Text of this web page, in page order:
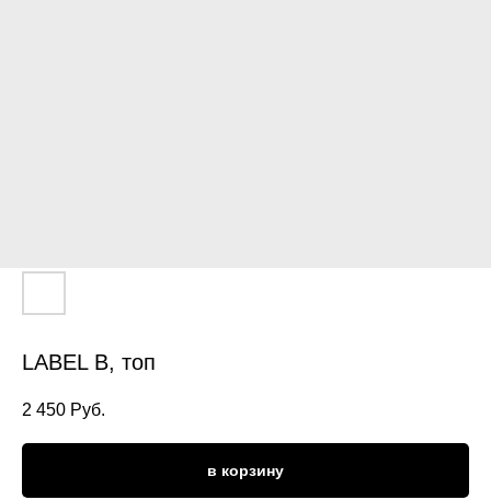
LABEL B, топ
2 450 Руб.
в корзину